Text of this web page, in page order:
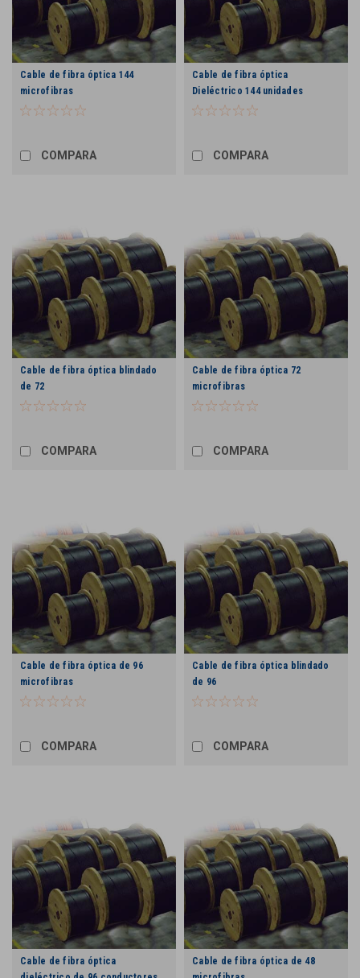
Cable de fibra óptica 144
microfibras
COMPARA
Cable de fibra óptica
Dieléctrico 144 unidades
COMPARA
Cable de fibra óptica blindado
de 72
COMPARA
Cable de fibra óptica 72
microfibras
COMPARA
Cable de fibra óptica de 96
microfibras
COMPARA
Cable de fibra óptica blindado
de 96
COMPARA
Cable de fibra óptica
Cable de fibra óptica de 48